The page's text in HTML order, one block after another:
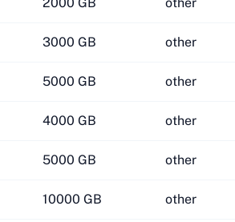
3000 GB other
5000 GB other
4000 GB other
5000 GB other
10000 GB other